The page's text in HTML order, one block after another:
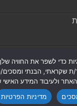
כדי לשפר את החוויה
שקראתי, הבנתי ומסכים/
ולעיבוד המידע האישי
מדיניות הפרטיות